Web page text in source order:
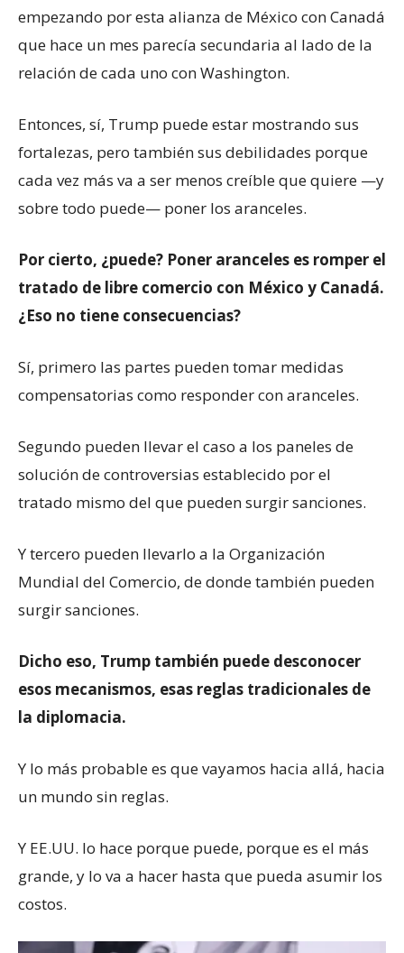
empezando por esta alianza de México con Canadá
que hace un mes parecía secundaria al lado de la
relación de cada uno con Washington.
Entonces, sí, Trump puede estar mostrando sus
fortalezas, pero también sus debilidades porque
cada vez más va a ser menos creíble que quiere —y
sobre todo puede— poner los aranceles.
Por cierto, ¿puede? Poner aranceles es romper el
tratado de libre comercio con México y Canadá.
¿Eso no tiene consecuencias?
Sí, primero las partes pueden tomar medidas
compensatorias como responder con aranceles.
Segundo pueden llevar el caso a los paneles de
solución de controversias establecido por el
tratado mismo del que pueden surgir sanciones.
Y tercero pueden llevarlo a la Organización
Mundial del Comercio, de donde también pueden
surgir sanciones.
Dicho eso, Trump también puede desconocer
esos mecanismos, esas reglas tradicionales de
la diplomacia.
Y lo más probable es que vayamos hacia allá, hacia
un mundo sin reglas.
Y EE.UU. lo hace porque puede, porque es el más
grande, y lo va a hacer hasta que pueda asumir los
costos.